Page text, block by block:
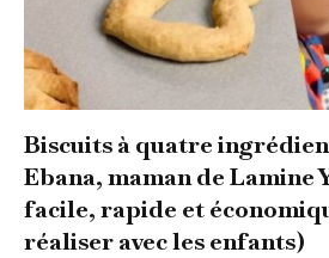
Biscuits à quatre
Ebana, maman de Lamine
facile, rapide et
réaliser avec les enfants)